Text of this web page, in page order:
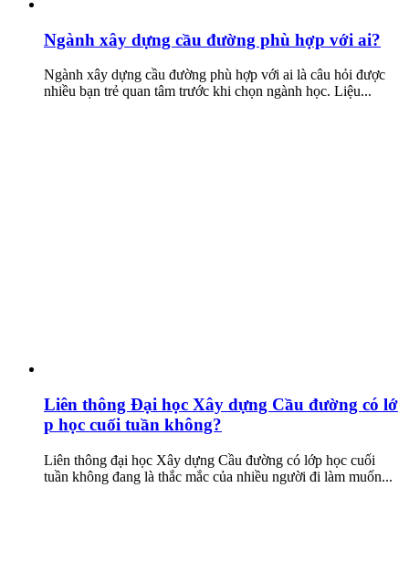
Ngành xây dựng cầu đường phù hợp với ai?
Ngành xây dựng cầu đường phù hợp với ai là câu hỏi được
nhiều bạn trẻ quan tâm trước khi chọn ngành học. Liệu...
Liên thông Đại học Xây dựng Cầu đường có lớ
p học cuối tuần không?
Liên thông đại học Xây dựng Cầu đường có lớp học cuối
tuần không đang là thắc mắc của nhiều người đi làm muốn...